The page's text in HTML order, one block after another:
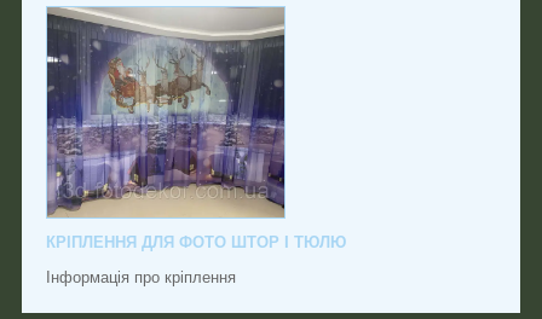
КРІПЛЕННЯ ДЛЯ ФОТО ШТОР І ТЮЛЮ
Інформація про кріплення